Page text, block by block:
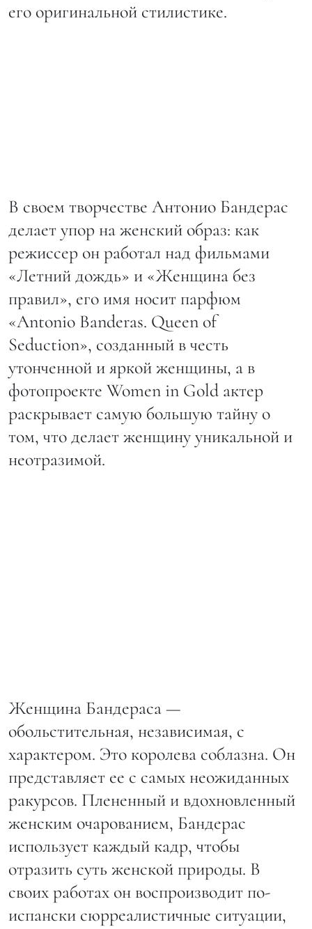
его оригинальной стилистике.
В своем творчестве Антонио Бандерас
делает упор на женский образ: как
режиссер он работал над фильмами
«Летний дождь» и «Женщина без
правил», его имя носит парфюм
«Antonio Banderas. Queen of
Seduction», созданный в честь
утонченной и яркой женщины, а в
фотопроекте Women in Gold актер
раскрывает самую большую тайну о
том, что делает женщину уникальной и
неотразимой.
Женщина Бандераса —
обольстительная, независимая, с
характером. Это королева соблазна. Он
представляет ее с самых неожиданных
ракурсов. Плененный и вдохновленный
женским очарованием, Бандерас
использует каждый кадр, чтобы
отразить суть женской природы. В
своих работах он воспроизводит по-
испански сюрреалистичные ситуации,